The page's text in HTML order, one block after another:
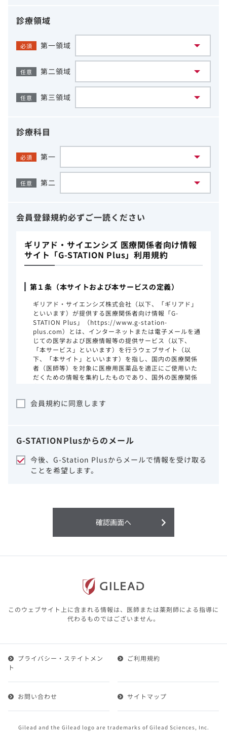
診療領域
必須 第一領域
任意 第二領域
任意 第三領域
診療科目
必須 第一
任意 第二
会員登録規約必ずご一読ください
ギリアド・サイエンシズ 医療関係者向け情報
サイト「G-STATION Plus」利用規約
第１条（本サイトおよび本サービスの定義）
ギリアド・サイエンシズ株式会社（以下、「ギリアド」
といいます）が提供する医療関係者向け情報「G-
STATION Plus」（https://www.g-station-
plus.com）とは、インターネットまたは電子メールを通
じての医学および医療情報等の提供サービス（以下、
「本サービス」といいます）を行うウェブサイト（以
下、「本サイト」といいます）を指し、国内の医療関係
者（医師等）を対象に医療用医薬品を適正にご使用いた
だくための情報を集約したものであり、国外の医療関係
事項をご熟読いただき、同意された場合のみご利用くだ
ギリアドは、本サイトのコンテンツについて
細心の注意を払い、正確かつ最新の情報を提
供するように努力をしておりますが、正確
性、確実性、妥当性、有用性、ご利用になら
利用することまたは利用できなかったことよ
り生じる損害については一切の責任を負いか
含む）の情報は、その製品またはその製品の
本サイト内の情報は、医師その他医療関係者
が行なうべきアドバイスやサービスを提供す
るものではありません。本サイトに表示され
ている情報は、決して、医師その他医療関係
1.会員とは、医療関係者の方で、本サービスの利用規約
ービスに登録を申し込みギリアドがこれを承認した方を
いいます。
けることができます。
会員規約に同意します
G-STATIONPlusからのメール
今後、G-Station Plusからメールで情報を受け取る
ことを希望します。
確認画面へ
このウェブサイト上に含まれる情報は、医師または薬剤師による指導に
代わるものではございません。
Gilead and the Gilead logo are trademarks of Gilead Sciences, Inc.
プライバシー・ステイトメン
ト
ご利用規約
お問い合わせ サイトマップ